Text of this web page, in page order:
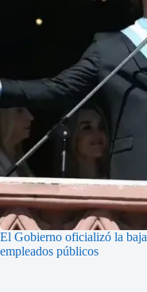
El Gobierno oficializó la
empleados públicos